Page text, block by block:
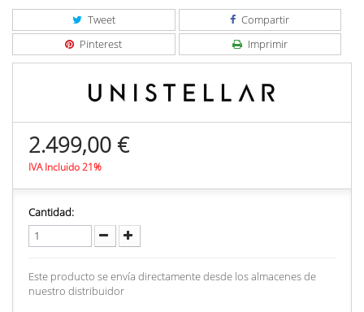
Tweet
Compartir
Pinterest
Imprimir
2.499,00 €
IVA Incluido 21%
Cantidad:
Este producto se envía directamente desde los almacenes de
nuestro distribuidor